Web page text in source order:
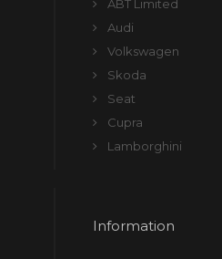
ABT Limited
Audi
Volkswagen
Skoda
Seat
Cupra
Lamborghini
Information